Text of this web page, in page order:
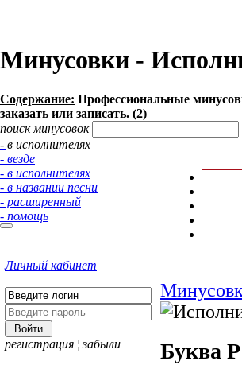
Минусовки -
Содержание: Профессиональные
заказать или записать. (2)
поиск минусовок
- в исполнителях
- везде
- в исполнителях
- в названии песни
- расширенный
- помощь
Личный кабинет
регистрация ¦ забыли Буква P